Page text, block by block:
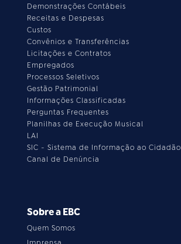
Demonstrações Contábeis
Receitas e Despesas
Custos
Convênios e Transferências
Licitações e Contratos
Empregados
Processos Seletivos
Gestão Patrimonial
Informações Classificadas
Perguntas Frequentes
Planilhas de Execução Musical
LAI
SIC - Sistema de Informação ao Cidadão
Canal de Denúncia
Sobre a EBC
Quem Somos